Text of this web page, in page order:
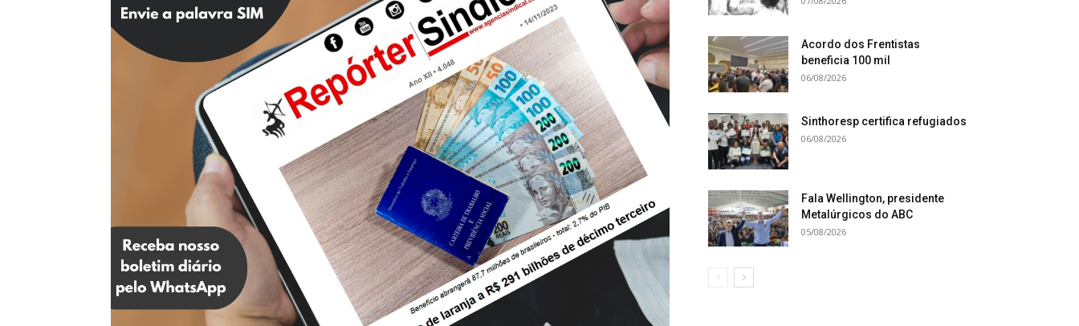
Acordo dos Frentistas
beneficia 100 mil
06/08/2026
Sinthoresp certifica refugiados
06/08/2026
Fala Wellington, presidente
Metalúrgicos do ABC
05/08/2026